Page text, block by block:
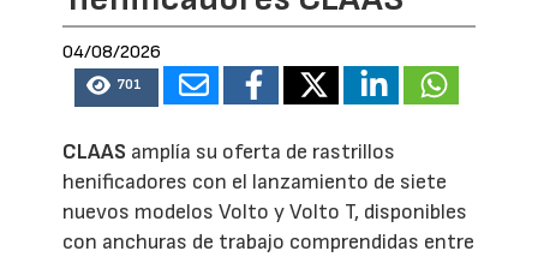
04/08/2026
701
CLAAS amplía su oferta de rastrillos
henificadores con el lanzamiento de siete
nuevos modelos Volto y Volto T, disponibles
con anchuras de trabajo comprendidas entre